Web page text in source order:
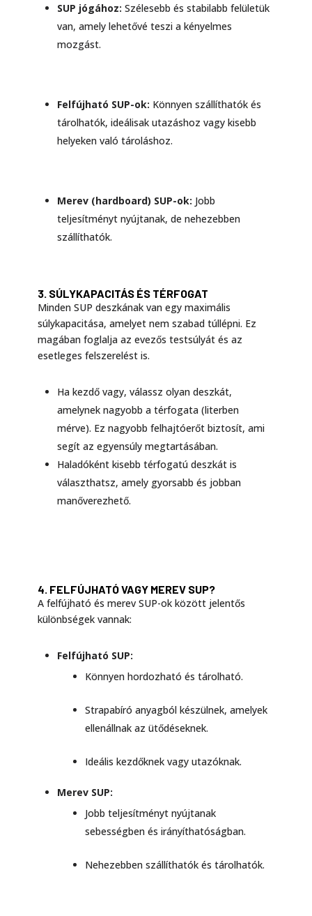
SUP jógához: Szélesebb és stabilabb felületük
van, amely lehetővé teszi a kényelmes
mozgást.
Felfújható SUP-ok: Könnyen szállíthatók és
tárolhatók, ideálisak utazáshoz vagy kisebb
helyeken való tároláshoz.
Merev (hardboard) SUP-ok: Jobb
teljesítményt nyújtanak, de nehezebben
szállíthatók.
3. SÚLYKAPACITÁS ÉS TÉRFOGAT
Minden SUP deszkának van egy maximális
súlykapacitása, amelyet nem szabad túllépni. Ez
magában foglalja az evezős testsúlyát és az
esetleges felszerelést is.
Ha kezdő vagy, válassz olyan deszkát,
amelynek nagyobb a térfogata (literben
mérve). Ez nagyobb felhajtóerőt biztosít, ami
segít az egyensúly megtartásában.
Haladóként kisebb térfogatú deszkát is
választhatsz, amely gyorsabb és jobban
manőverezhető.
4. FELFÚJHATÓ VAGY MEREV SUP?
A felfújható és merev SUP-ok között jelentős
különbségek vannak:
Felfújható SUP:
Könnyen hordozható és tárolható.
Strapabíró anyagból készülnek, amelyek
ellenállnak az ütődéseknek.
Ideális kezdőknek vagy utazóknak.
Merev SUP:
Jobb teljesítményt nyújtanak
sebességben és irányíthatóságban.
Nehezebben szállíthatók és tárolhatók.